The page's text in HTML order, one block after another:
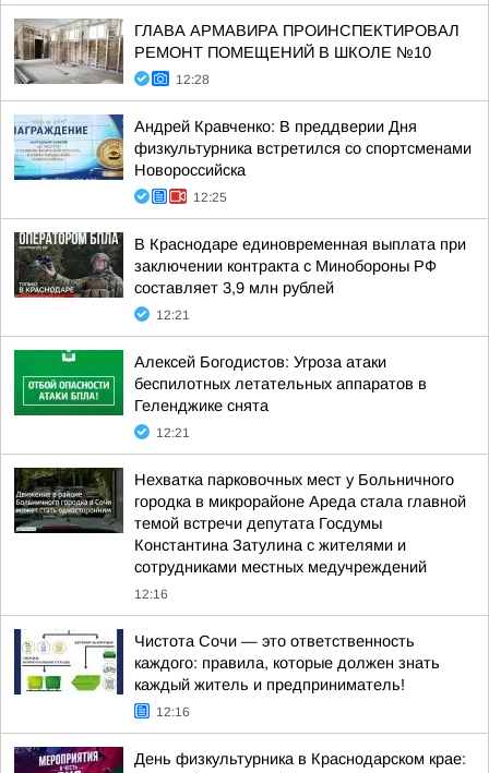
ГЛАВА АРМАВИРА ПРОИНСПЕКТИРОВАЛ
РЕМОНТ ПОМЕЩЕНИЙ В ШКОЛЕ №10
12:28
Андрей Кравченко: В преддверии Дня
физкультурника встретился со спортсменами
Новороссийска
12:25
В Краснодаре единовременная выплата при
заключении контракта с Минобороны РФ
составляет 3,9 млн рублей
12:21
Алексей Богодистов: Угроза атаки
беспилотных летательных аппаратов в
Геленджике снята
12:21
Нехватка парковочных мест у Больничного
городка в микрорайоне Ареда стала главной
темой встречи депутата Госдумы
Константина Затулина с жителями и
сотрудниками местных медучреждений
12:16
Чистота Сочи — это ответственность
каждого: правила, которые должен знать
каждый житель и предприниматель!
12:16
День физкультурника в Краснодарском крае: